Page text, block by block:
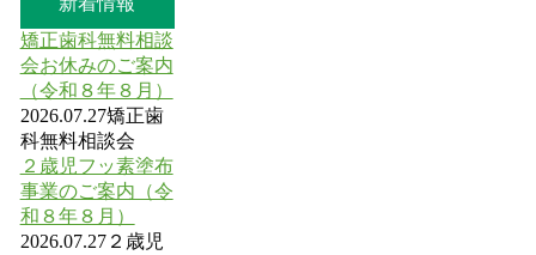
矯正歯科無料相談
会お休みのご案内
（令和８年８月）
2026.07.27矯正歯
科無料相談会
２歳児フッ素塗布
事業のご案内（令
和８年８月）
2026.07.27２歳児